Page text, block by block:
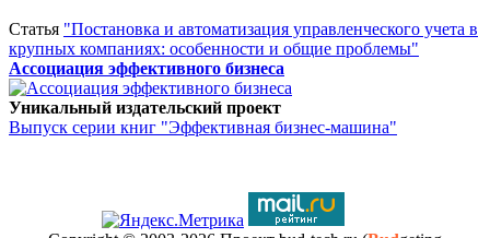
Статья "Постановка и автоматизация управленческого учета в
крупных компаниях: особенности и общие проблемы"
Ассоциация эффективного бизнеса
Уникальный издательский проект
Выпуск серии книг "Эффективная бизнес-машина"